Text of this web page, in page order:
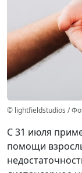
© lightfieldstudios /
С 31 июля
помощи